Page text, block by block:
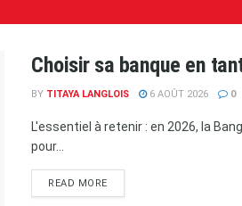
Choisir sa banque en
BY TITAYA LANGLOIS 6 AOÛT 2026 0
L'essentiel à retenir : en 2026, la
pour...
READ MORE